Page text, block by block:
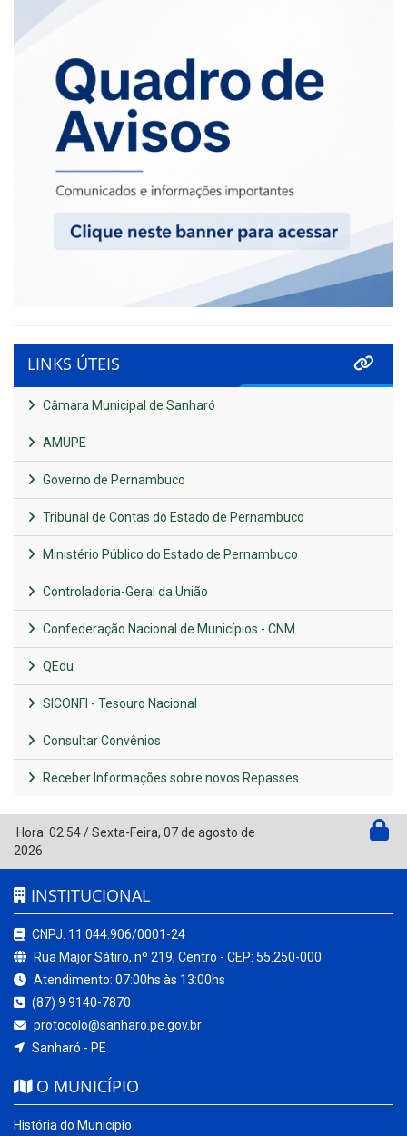
LINKS ÚTEIS
Câmara Municipal de Sanharó
AMUPE
Governo de Pernambuco
Tribunal de Contas do Estado de Pernambuco
Ministério Público do Estado de Pernambuco
Controladoria-Geral da União
Confederação Nacional de Municípios - CNM
QEdu
SICONFI - Tesouro Nacional
Consultar Convênios
Receber Informações sobre novos Repasses
Hora: 02:54/Sexta-Feira, 07 de agosto de
2026
INSTITUCIONAL
CNPJ: 11.044.906/0001-24
Rua Major Sátiro, nº 219, Centro - CEP: 55.250-000
Atendimento: 07:00hs às 13:00hs
(87) 9 9140-7870
protocolo@sanharo.pe.gov.br
Sanharó - PE
O MUNICÍPIO
História do Município